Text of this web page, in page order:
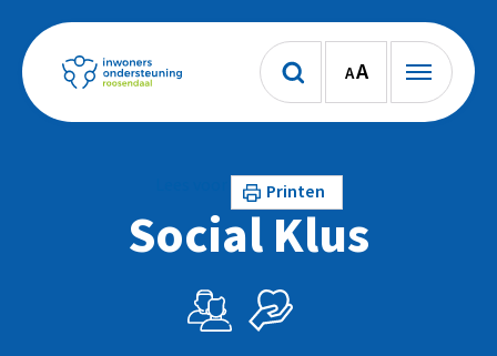
AA
Printen
Social Klus